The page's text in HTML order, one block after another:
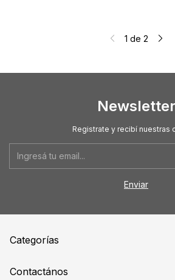
1 de 2
Newsletter
Registrate y recibí nuestras
Categorías
Contactános